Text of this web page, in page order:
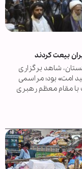
بیعت کردند
شاهد برگزاری
امت» بود؛ مراسمی
با مقام معظم رهبری